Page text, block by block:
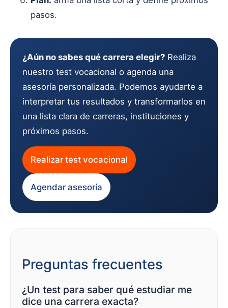
pasos.
¿Aún no sabes qué carrera elegir? Realiza
nuestro test vocacional o agenda una
asesoría personalizada. Podemos ayudarte a
interpretar tus resultados y transformarlos en
una lista clara de carreras, instituciones y
próximos pasos.
Realizar test vocacional
Agendar asesoría
Preguntas frecuentes
¿Un test para saber qué estudiar me
dice una carrera exacta?